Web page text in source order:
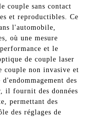
couple sans contact
et reproductibles. Ce
l'automobile,
où une mesure
et le
de couple laser
couple non invasive et
des
il fournit des données
permettant des
des réglages de